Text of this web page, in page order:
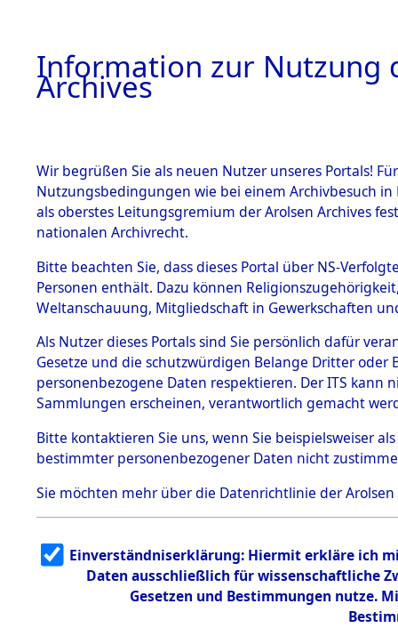
BESTÄNDE
1.
Inhaftierungsdoku
mente
1.2.9 Beim ITS
Effekten
1.2.9.1
Effekten aus
dem KZ
Dachau
1.2.9.2
Effekten aus
dem KZ
Bayerisches
1.2.9.3
Effekten aus
dem KZ
Neuengamm
0005
Einen Kommentar
Information zur Nutzung
Archives
Wir begrüßen Sie als neuen Nutzer unseres Portals!
Nutzungsbedingungen wie bei einem Archivbesuch
als oberstes Leitungsgremium der Arolsen Archives
nationalen Archivrecht.
Bitte beachten Sie, dass dieses Portal über NS-
Personen enthält. Dazu können
Weltanschauung, Mitgliedschaft in Gewerkschaften
Als Nutzer dieses Portals sind Sie persönlich dafür
Gesetze und die schutzwürdigen Belange Dritter
personenbezogene Daten respektieren. Der ITS
Sammlungen erscheinen, verantwortlich gemacht
Bitte kontaktieren Sie uns, wenn Sie beispielsweiser
bestimmter personenbezogener Daten nicht
Sie möchten mehr über die Datenrichtlinie der Arolsen
Einverständniserklärung: Hiermit erkläre ich
Daten ausschließlich für wissenschaftliche
Gesetzen und Bestimmungen nutze.